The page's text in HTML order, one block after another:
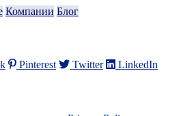
Компании Блог
Pinterest Twitter LinkedIn